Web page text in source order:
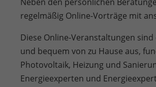
regelmäßig Online-Vorträge mit
Diese Online-Veranstaltungen
und bequem von zu Hause aus,
Photovoltaik, Heizung und
Energieexperten und